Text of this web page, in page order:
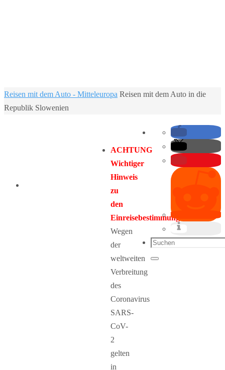
Home
Reisen mit dem Auto - Mitteleuropa Reisen mit dem Auto in die
Republik Slowenien
ACHTUNG
Wichtiger
Hinweis
zu
den
Einreisebestimmungen:
Wegen
der
weltweiten
Verbreitung
des
Coronavirus
SARS-
CoV-
2
gelten
in
Suchen
nach:
Suchen